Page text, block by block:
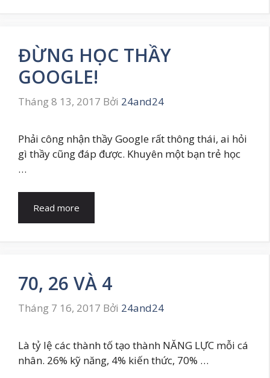
ĐỪNG HỌC THẦY
GOOGLE!
Tháng 8 13, 2017 Bởi 24and24
Phải công nhận thầy Google rất thông thái, ai hỏi
gì thầy cũng đáp được. Khuyên một bạn trẻ học
…
Read more
70, 26 VÀ 4
Tháng 7 16, 2017 Bởi 24and24
Là tỷ lệ các thành tố tạo thành NĂNG LỰC mỗi cá
nhân. 26% kỹ năng, 4% kiến thức, 70% …